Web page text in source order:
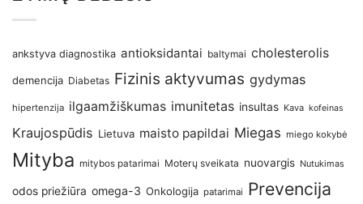
ankstyva diagnostika antioksidantai baltymai cholesterolis
demencija Diabetas Fizinis aktyvumas gydymas
hipertenzija ilgaamžiškumas imunitetas insultas Kava kofeinas
Kraujospūdis Lietuva maisto papildai Miegas miego kokybė
Mityba mitybos patarimai Moterų sveikata nuovargis Nutukimas
odos priežiūra omega-3 Onkologija patarimai Prevencija